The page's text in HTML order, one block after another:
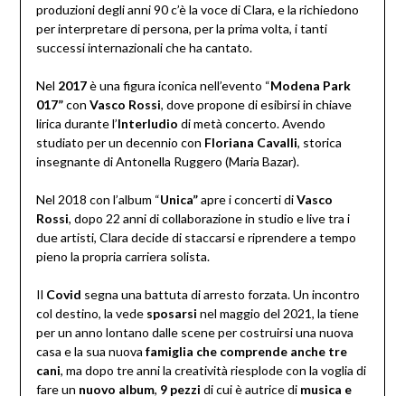
produzioni degli anni 90 c’è la voce di Clara, e la richiedono
per interpretare di persona, per la prima volta, i tanti
successi internazionali che ha cantato.
Nel 2017è una figura iconica nell’evento “Modena Park
017”con Vasco Rossi, dove propone di esibirsi in chiave
lirica durante l’Interludio di metà concerto. Avendo
studiato per un decennio con Floriana Cavalli, storica
insegnante di Antonella Ruggero (Maria Bazar).
Nel 2018 con l’album “Unica”apre i concerti diVasco
Rossi, dopo 22 anni di collaborazione in studio e live tra i
due artisti, Clara decide di staccarsi e riprendere a tempo
pieno la propria carriera solista.
Il Covid segna una battuta di arresto forzata. Un incontro
col destino, la vede sposarsi nel maggio del 2021, la tiene
per un anno lontano dalle scene per costruirsi una nuova
casa e la sua nuova famiglia che comprende anche tre
cani, ma dopo tre anni la creatività riesplode con la voglia di
fare un nuovo album, 9 pezzi di cui è autrice di musica e